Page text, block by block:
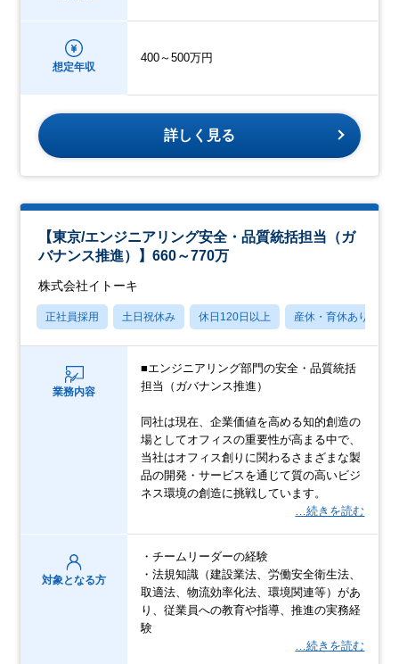
想定年収
400～500万円
詳しく見る
【東京/エンジニアリング安全・品質統括担当（ガ
バナンス推進）】660～770万
株式会社イトーキ
正社員採用 土日祝休み 休日120日以上 産休・育休あり
業務内容
■エンジニアリング部門の安全・品質統括
担当（ガバナンス推進）
同社は現在、企業価値を高める知的創造の
場としてオフィスの重要性が高まる中で、
当社はオフィス創りに関わるさまざまな製
品の開発・サービスを通じて質の高いビジ
ネス環境の創造に挑戦しています。
…続きを読む
対象となる方
・チームリーダーの経験
・法規知識（建設業法、労働安全衛生法、
取適法、物流効率化法、環境関連等）があ
り、従業員への教育や指導、推進の実務経
験
…続きを読む